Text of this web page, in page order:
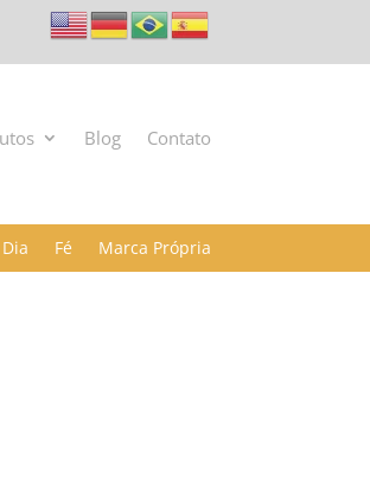
Blog Contato
Fé Marca Própria